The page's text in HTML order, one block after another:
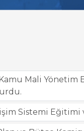
Mali Yönetim
Sistemi